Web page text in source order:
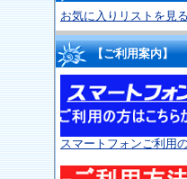
お気に入りリストを見る
【ご利用案内】
スマートフォンご利用